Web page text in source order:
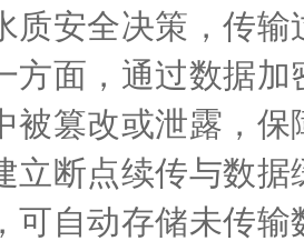
质安全决策，传
方面，通过数据
被篡改或泄露，
立断点续传与数
可自动存储未传